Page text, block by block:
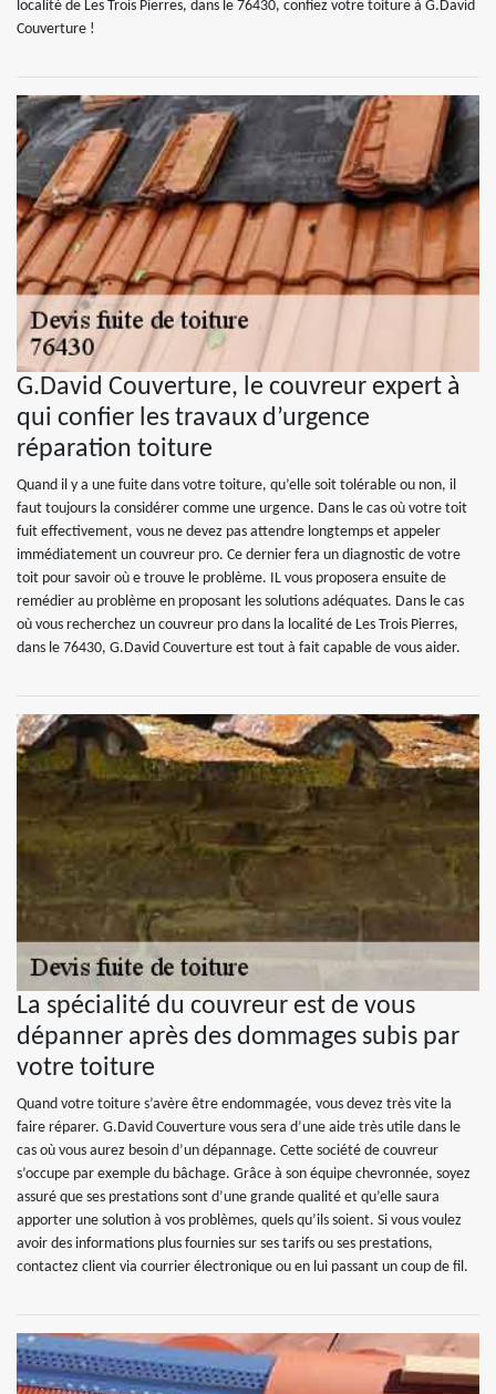
localité de Les Trois Pierres, dans le 76430, confiez votre toiture à G.David
Couverture !
G.David Couverture, le couvreur expert à
qui confier les travaux d’urgence
réparation toiture
Quand il y a une fuite dans votre toiture, qu’elle soit tolérable ou non, il
faut toujours la considérer comme une urgence. Dans le cas où votre toit
fuit effectivement, vous ne devez pas attendre longtemps et appeler
immédiatement un couvreur pro. Ce dernier fera un diagnostic de votre
toit pour savoir où e trouve le problème. IL vous proposera ensuite de
remédier au problème en proposant les solutions adéquates. Dans le cas
où vous recherchez un couvreur pro dans la localité de Les Trois Pierres,
dans le 76430, G.David Couverture est tout à fait capable de vous aider.
La spécialité du couvreur est de vous
dépanner après des dommages subis par
votre toiture
Quand votre toiture s’avère être endommagée, vous devez très vite la
faire réparer. G.David Couverture vous sera d’une aide très utile dans le
cas où vous aurez besoin d’un dépannage. Cette société de couvreur
s’occupe par exemple du bâchage. Grâce à son équipe chevronnée, soyez
assuré que ses prestations sont d’une grande qualité et qu’elle saura
apporter une solution à vos problèmes, quels qu’ils soient. Si vous voulez
avoir des informations plus fournies sur ses tarifs ou ses prestations,
contactez client via courrier électronique ou en lui passant un coup de fil.